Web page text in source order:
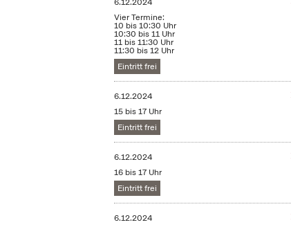
Vier Termine:
10 bis 10:30 Uhr
10:30 bis 11 Uhr
11 bis 11:30 Uhr
11:30 bis 12 Uhr
Eintritt frei
6.12.2024
15 bis 17 Uhr
Eintritt frei
6.12.2024
16 bis 17 Uhr
Eintritt frei
6.12.2024